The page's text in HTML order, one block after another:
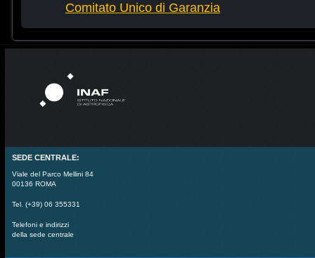
Comitato Unico di Garanzia
SEDE CENTRALE:
Viale del Parco Mellini 84
00136 ROMA
Tel. (+39) 06 355331
Telefoni e indirizzi
della sede centrale